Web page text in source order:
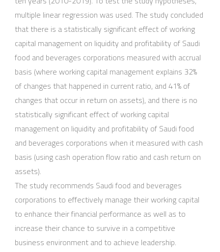
multiple linear regression was used. The study concluded
that there is a statistically significant effect of working
capital management on liquidity and profitability of Saudi
food and beverages corporations measured with accrual
basis (where working capital management explains 32%
of changes that happened in current ratio, and 41% of
changes that occur in return on assets), and there is no
statistically significant effect of working capital
management on liquidity and profitability of Saudi food
and beverages corporations when it measured with cash
basis (using cash operation flow ratio and cash return on
assets).
The study recommends Saudi food and beverages
corporations to effectively manage their working capital
to enhance their financial performance as well as to
increase their chance to survive in a competitive
business environment and to achieve leadership.